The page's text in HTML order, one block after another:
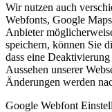
Wir nutzen auch
Webfonts, Google
Anbieter
speichern, können Sie
dass eine
Aussehen unserer
Änderungen werden
Google Webfont